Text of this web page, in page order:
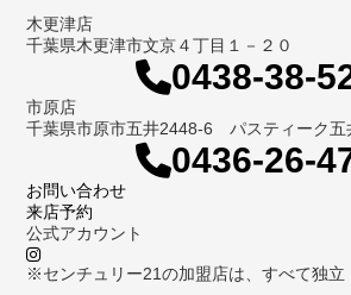
木更津店
千葉県木更津市文京４丁目１－２０
0438-38-
市原店
千葉県市原市五井2448-6 パスティーク五
0436-26-
お問い合わせ
来店予約
公式アカウント
※センチュリー21の加盟店は、すべて独立